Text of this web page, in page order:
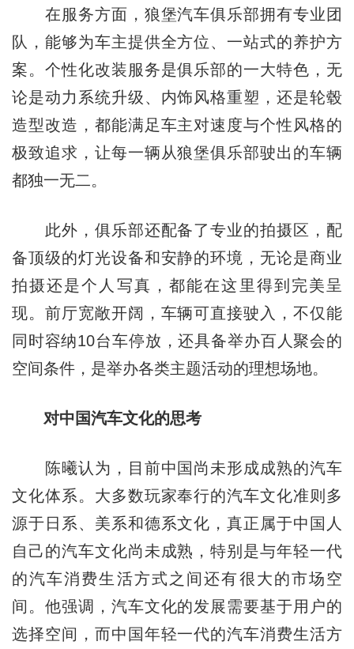
在服务方面，狼堡汽车俱乐部拥有专业团
队，能够为车主提供全方位、一站式的养护方
案。个性化改装服务是俱乐部的一大特色，无
论是动力系统升级、内饰风格重塑，还是轮毂
造型改造，都能满足车主对速度与个性风格的
极致追求，让每一辆从狼堡俱乐部驶出的车辆
都独一无二。
此外，俱乐部还配备了专业的拍摄区，配
备顶级的灯光设备和安静的环境，无论是商业
拍摄还是个人写真，都能在这里得到完美呈
现。前厅宽敞开阔，车辆可直接驶入，不仅能
同时容纳10台车停放，还具备举办百人聚会的
空间条件，是举办各类主题活动的理想场地。
对中国汽车文化的思考
陈曦认为，目前中国尚未形成成熟的汽车
文化体系。大多数玩家奉行的汽车文化准则多
源于日系、美系和德系文化，真正属于中国人
自己的汽车文化尚未成熟，特别是与年轻一代
的汽车消费生活方式之间还有很大的市场空
间。他强调，汽车文化的发展需要基于用户的
选择空间，而中国年轻一代的汽车消费生活方